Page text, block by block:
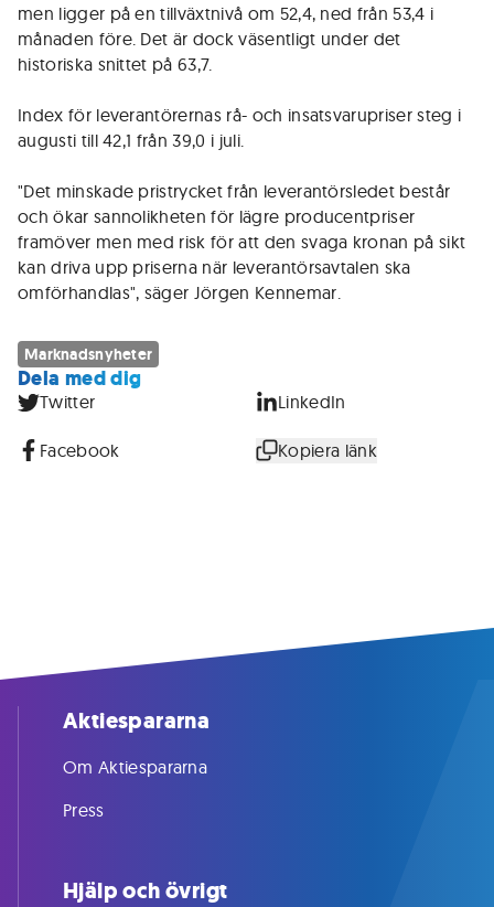
men ligger på en tillväxtnivå om 52,4, ned från 53,4 i
månaden före. Det är dock väsentligt under det
historiska snittet på 63,7.
Index för leverantörernas rå- och insatsvarupriser steg i
augusti till 42,1 från 39,0 i juli.
"Det minskade pristrycket från leverantörsledet består
och ökar sannolikheten för lägre producentpriser
framöver men med risk för att den svaga kronan på sikt
kan driva upp priserna när leverantörsavtalen ska
omförhandlas", säger Jörgen Kennemar.
Marknadsnyheter
Dela med dig
Twitter LinkedIn
Facebook Kopiera länk
Aktiespararna
Om Aktiespararna
Press
Hjälp och övrigt